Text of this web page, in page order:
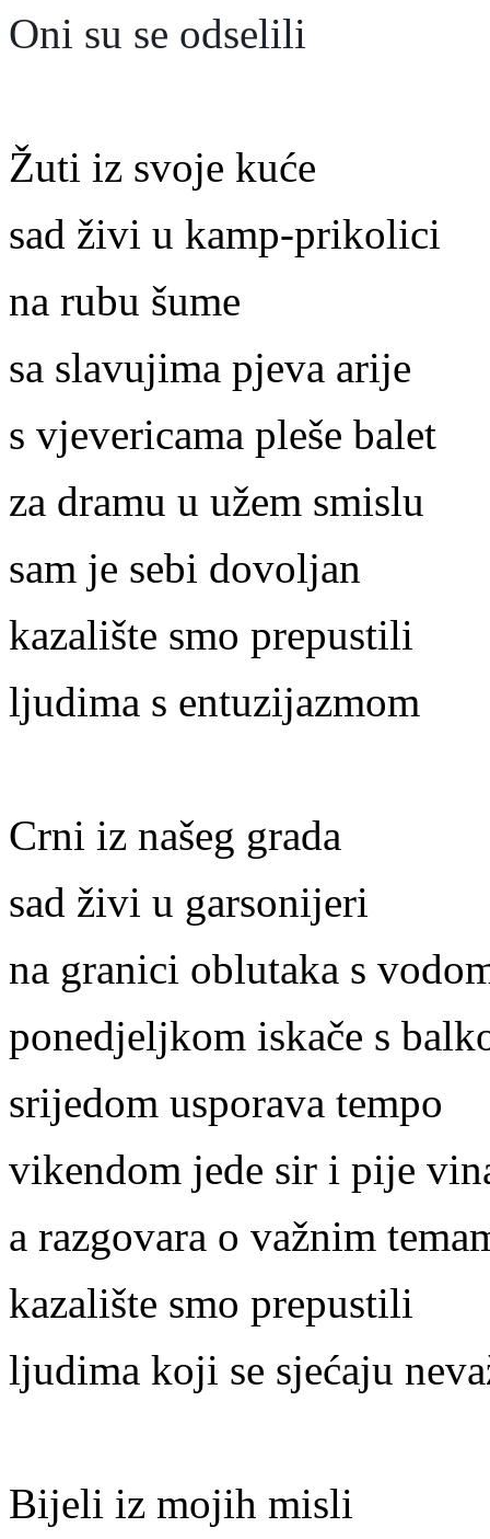
Oni su se odselili
Žuti iz svoje kuće
sad živi u kamp-prikolici
na rubu šume
sa slavujima pjeva arije
s vjevericama pleše balet
za dramu u užem smislu
sam je sebi dovoljan
kazalište smo prepustili
ljudima s entuzijazmom
Crni iz našeg grada
sad živi u garsonijeri
na granici oblutaka s
ponedjeljkom iskače s
srijedom usporava tempo
vikendom jede sir i pije
a razgovara o važnim
kazalište smo prepustili
ljudima koji se sjećaju
Bijeli iz mojih misli